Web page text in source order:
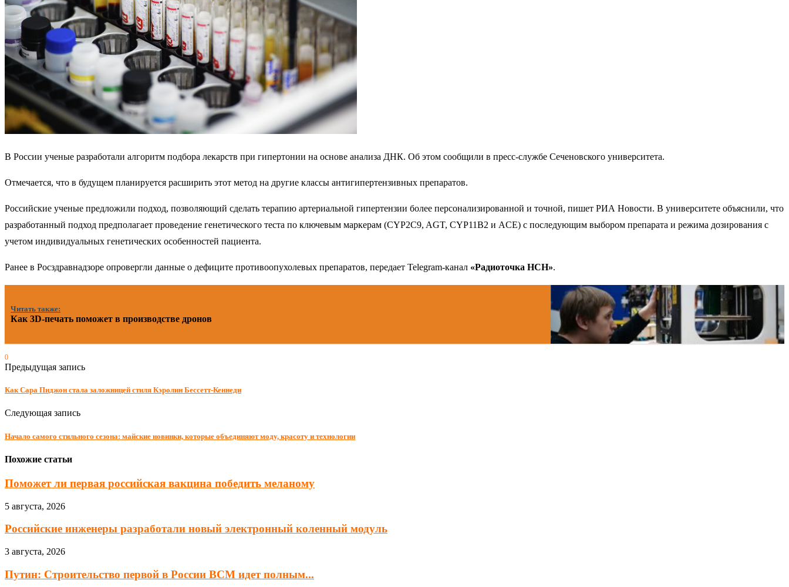
В России ученые разработали алгоритм подбора лекарств при гипертонии на основе анализа ДНК. Об этом сообщили в пресс-службе Сеченовского университета.
Отмечается, что в будущем планируется расширить этот метод на другие классы антигипертензивных препаратов.
Российские ученые предложили подход, позволяющий сделать терапию артериальной гипертензии более персонализированной и точной, пишет РИА Новости. В университете объяснили, что
разработанный подход предполагает проведение генетического теста по ключевым маркерам (CYP2C9, AGT, CYP11B2 и ACE) с последующим выбором препарата и режима дозирования с
учетом индивидуальных генетических особенностей пациента.
Ранее в Росздравнадзоре опровергли данные о дефиците противоопухолевых препаратов, передает Telegram-канал «Радиоточка НСН».
Читать также:
Как 3D-печать поможет в производстве дронов
0
Предыдущая запись
Как Сара Пиджон стала заложницей стиля Кэролин Бессетт-Кеннеди
Следующая запись
Начало самого стильного сезона: майские новинки, которые объединяют моду, красоту и технологии
Похожие статьи
Поможет ли первая российская вакцина победить меланому
5 августа, 2026
Российские инженеры разработали новый электронный коленный модуль
3 августа, 2026
Путин: Строительство первой в России ВСМ идет полным...